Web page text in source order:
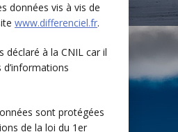
données vis à vis de
www.differenciel.fr.
déclaré à la CNIL car il
sont protégées
de la loi du 1er